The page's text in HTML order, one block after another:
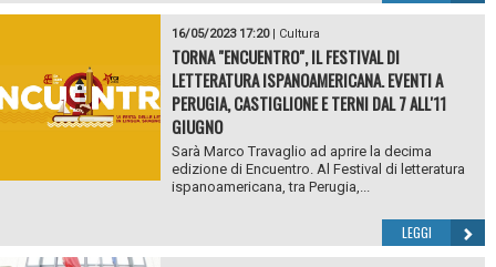
16/05/2023 17:20| Cultura
TORNA "ENCUENTRO", IL FESTIVAL DI
LETTERATURA ISPANOAMERICANA. EVENTI A
PERUGIA, CASTIGLIONE E TERNI DAL 7 ALL'11
GIUGNO
Sarà Marco Travaglio ad aprire la decima
edizione di Encuentro. Al Festival di letteratura
ispanoamericana, tra Perugia,...
LEGGI